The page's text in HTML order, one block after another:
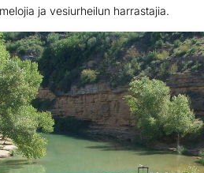
ja vesiurheilun harrastajia.